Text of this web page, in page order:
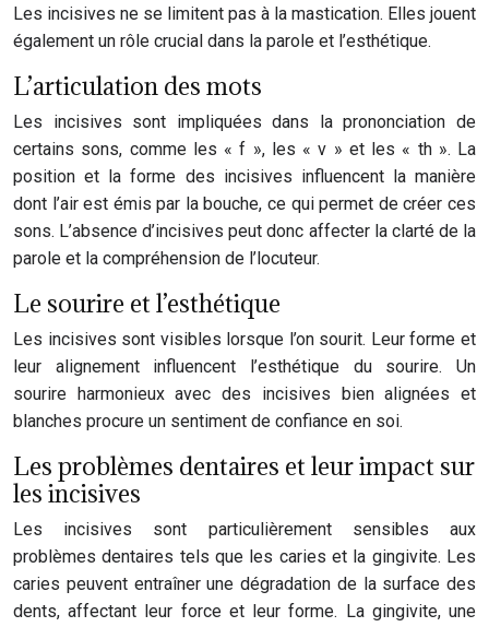
Les incisives ne se limitent pas à la mastication. Elles jouent
également un rôle crucial dans la parole et l’esthétique.
L’articulation des mots
Les incisives sont impliquées dans la prononciation de
certains sons, comme les « f », les « v » et les « th ». La
position et la forme des incisives influencent la manière
dont l’air est émis par la bouche, ce qui permet de créer ces
sons. L’absence d’incisives peut donc affecter la clarté de la
parole et la compréhension de l’locuteur.
Le sourire et l’esthétique
Les incisives sont visibles lorsque l’on sourit. Leur forme et
leur alignement influencent l’esthétique du sourire. Un
sourire harmonieux avec des incisives bien alignées et
blanches procure un sentiment de confiance en soi.
Les problèmes dentaires et leur impact sur
les incisives
Les incisives sont particulièrement sensibles aux
problèmes dentaires tels que les caries et la gingivite. Les
caries peuvent entraîner une dégradation de la surface des
dents, affectant leur force et leur forme. La gingivite, une